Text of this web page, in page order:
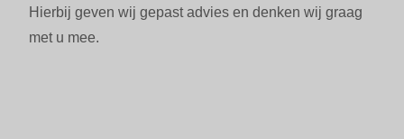
Hierbij geven wij gepast advies en denken wij graag
met u mee.